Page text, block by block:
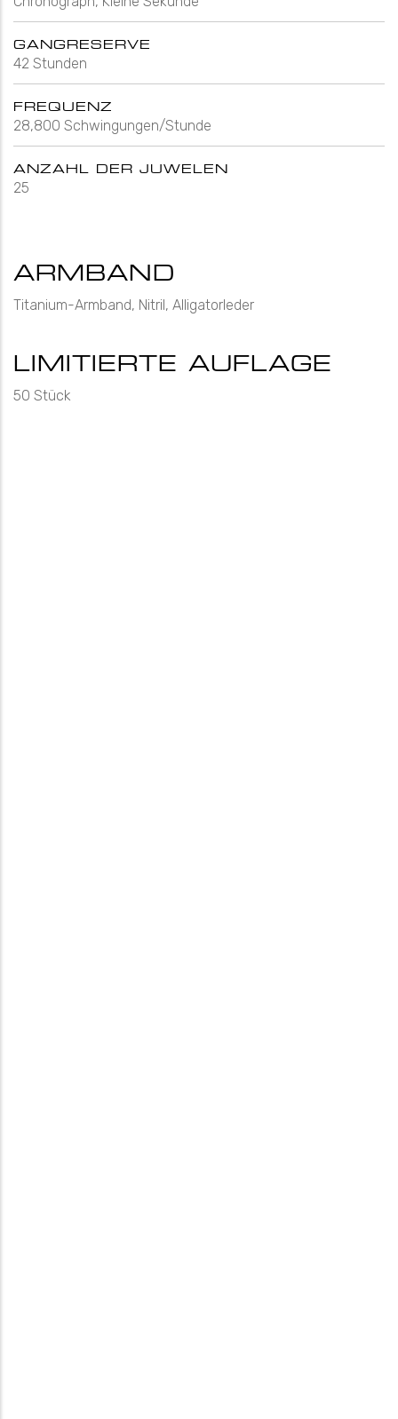
GANGRESERVE
42 Stunden
FREQUENZ
28,800 Schwingungen/Stunde
ANZAHL DER JUWELEN
25
ARMBAND
Titanium-Armband, Nitril, Alligatorleder
LIMITIERTE AUFLAGE
50 Stück